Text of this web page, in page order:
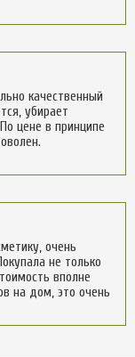
качественный
убирает
цене в принципе
очень
не только
вполне
на дом, это очень